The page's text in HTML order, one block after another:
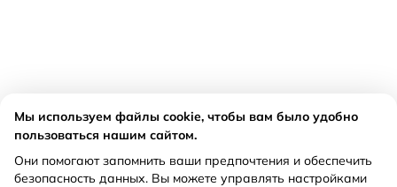
Мы используем файлы cookie, чтобы вам было удобно
пользоваться нашим сайтом.
Они помогают запомнить ваши предпочтения и обеспечить
безопасность данных. Вы можете управлять настройками